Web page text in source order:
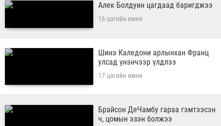
Алек Болдуин цагдаад баригджээ
16 цагийн өмнө
Шинэ Каледони арлынхан Франц
улсад үнэнчээр үлдлээ
17 цагийн өмнө
Брайсон ДеЧамбу гараа гэмтээсэн
ч, цомын эзэн болжээ